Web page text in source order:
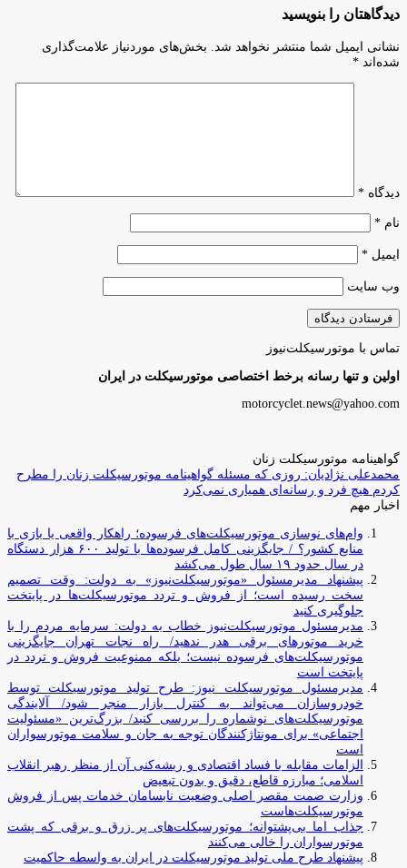
دیدگاهتان را بنویسید
نشانی ایمیل شما منتشر نخواهد شد.
بخش‌های موردنیاز علامت‌گذاری
شده‌اند *
دیدگاه *
نام *
ایمیل *
وب‌ سایت
تماس با موتورسیکلت‌نیوز
اولین و تنها رسانه برخط اختصاصی موتورسیکلت در ایران
motorcyclet.news@yahoo.com
گواهینامه موتورسیکلت زنان
محمدعلی نژادیان: روزی که مسئله گواهینامه موتورسیکلت زنان را مطرح
کردم هیچ فرد و رسانه‌ای همیاری نمی‌کرد
اخبار مهم
وام‌های نوسازی موتورسیکلت‌های فرسوده؛ راهکار واقعی یا بازی با
منابع کشور؟ / جایگزینی کامل فرسوده‌ها با تولید ۶۰۰ هزار دستگاه
در سال حدود ۱۹ سال طول می‌کشد
پیشنهاد مدیرمسئول «موتورسیکلت‌نیوز» به دولت: وقت تصمیم
سخت رسیده است؛ از فروش و تردد موتورسیکلت‌ها در پایتخت
جلوگیری کنید
مدیرمسئول موتورسیکلت‌نیوز خطاب به دولت: سرمایه مردم را با
خرید موتورهای برقی هدر ندهید/ راه نجات تهران جایگزینی
موتورسیکلت‌های فرسوده نیست؛ بلکه ممنوعیت فروش و تردد در
پایتخت است
مدیرمسئول موتورسیکلت نیوز: طرح تولید موتورسیکلت توسط
خودروسازان می‌تواند به کنترل بازار منجر شود/ آلایندگی
موتورسیکلت‌های نوشماره را بررسی کنید/ بزرگ‌ترین «مسئولیت
اجتماعی» برای مونتاژکنندگان توجه به جان و سلامت موتورسواران
است
الزامات مقابله با فساد اقتصادی و ریشه‌کنی آن از منظر رهبر انقلاب
اسلامی؛ مبارزه قاطع، دقیق و بدون تبعیض
وزارت صمت مقصر اصلی وضعیت نابسامان خدمات پس از فروش
موتورسیکلت‌هاست
جذاب اما بی‌پشتوانه؛ موتورسیکلت‌های پر زرق‌ و برقی که پشت
موتورسواران را خالی می‌کنند
پیشنهاد طرح ملی تولید موتورسیکلت در ایران به واسطه حاکمیت